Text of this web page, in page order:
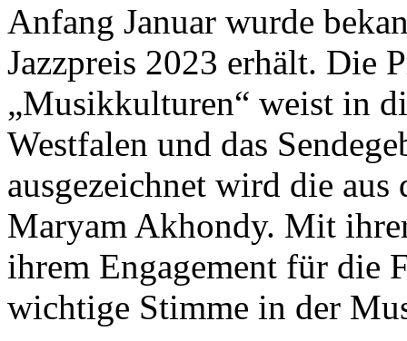
Anfang Januar wurde
Jazzpreis 2023 erhält. Die
„Musikkulturen“ weist in
Westfalen und das
ausgezeichnet wird die
Maryam Akhondy. Mit
ihrem Engagement für die
wichtige Stimme in der